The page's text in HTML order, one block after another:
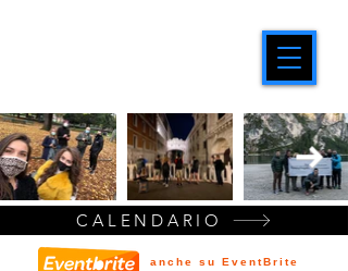
CALENDARIO
anche su EventBrite